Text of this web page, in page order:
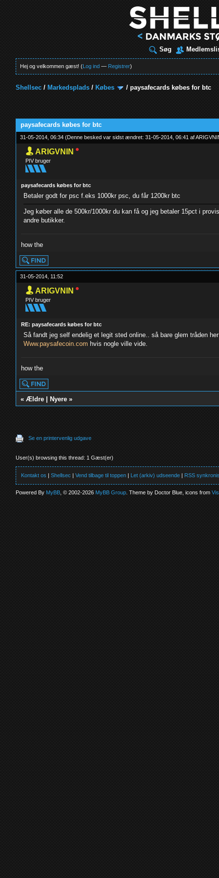
Søg
Hej og velkommen gæst! (Log ind — Registrer)
Shellsec / Markedsplads / Købes /paysafecards købes for btc
paysafecards købes for btc
31-05-2014, 06:34(Denne besked var sidst ændret: 31-05-2014, 06:41 af
ARIGVNIN
PIV bruger
paysafecards købes for btc
Betaler godt for psc f.eks 1000kr psc, du får 1200kr btc
Jeg køber alle de 500kr/1000kr du kan få og jeg betaler 15pct i
andre butikker.
how the
31-05-2014, 11:52
ARIGVNIN
PIV bruger
RE: paysafecards købes for btc
Så fandt jeg self endelig et legit sted online.. så bare glem tråden
Www.paysafecoin.com hvis nogle ville vide.
how the
«Ældre Nyere »
Se en printervenlig udgave
User(s) browsing this thread: 1 Gæst(er)
Kontakt os |Shellsec |Vend tilbage til toppen | Let (arkiv) udseende | RSS
Powered ByMyBB , © 2002-2026MyBB Group . Theme by Doctor Blue, icons from